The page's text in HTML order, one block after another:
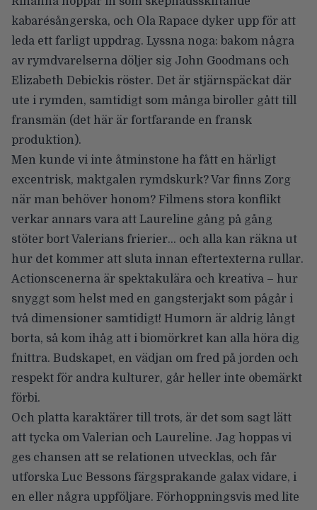
kabarésångerska, och Ola Rapace dyker upp för att
leda ett farligt uppdrag. Lyssna noga: bakom några
av rymdvarelserna döljer sig John Goodmans och
Elizabeth Debickis röster. Det är stjärnspäckat där
ute i rymden, samtidigt som många biroller gått till
fransmän (det här är fortfarande en fransk
produktion).
Men kunde vi inte åtminstone ha fått en härligt
excentrisk, maktgalen rymdskurk? Var finns Zorg
när man behöver honom? Filmens stora konflikt
verkar annars vara att Laureline gång på gång
stöter bort Valerians frierier… och alla kan räkna ut
hur det kommer att sluta innan eftertexterna rullar.
Actionscenerna är spektakulära och kreativa – hur
snyggt som helst med en gangsterjakt som pågår i
två dimensioner samtidigt! Humorn är aldrig långt
borta, så kom ihåg att i biomörkret kan alla höra dig
fnittra. Budskapet, en vädjan om fred på jorden och
respekt för andra kulturer, går heller inte obemärkt
förbi.
Och platta karaktärer till trots, är det som sagt lätt
att tycka om Valerian och Laureline. Jag hoppas vi
ges chansen att se relationen utvecklas, och får
utforska Luc Bessons färgsprakande galax vidare, i
en eller några uppföljare. Förhoppningsvis med lite